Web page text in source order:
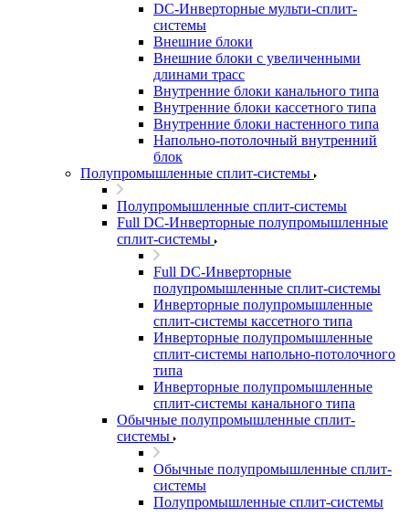
DC-Инверторные мульти-сплит-
системы
Внешние блоки
Внешние блоки с увеличенными
длинами трасс
Внутренние блоки канального типа
Внутренние блоки кассетного типа
Внутренние блоки настенного типа
Напольно-потолочный внутренний
блок
Полупромышленные сплит-системы
Полупромышленные сплит-системы
Full DC-Инверторные полупромышленные
сплит-системы
Full DC-Инверторные
полупромышленные сплит-системы
Инверторные полупромышленные
сплит-системы кассетного типа
Инверторные полупромышленные
сплит-системы напольно-потолочного
типа
Инверторные полупромышленные
сплит-системы канального типа
Обычные полупромышленные сплит-
системы
Обычные полупромышленные сплит-
системы
Полупромышленные сплит-системы